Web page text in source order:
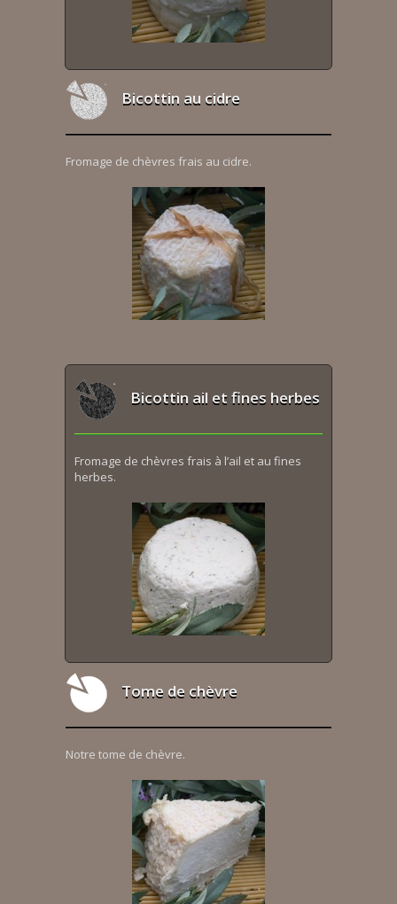
Bicottin au cidre
Fromage de chèvres frais au cidre.
Bicottin ail et fines herbes
Fromage de chèvres frais à l’ail et au fines
herbes.
Tome de chèvre
Notre tome de chèvre.